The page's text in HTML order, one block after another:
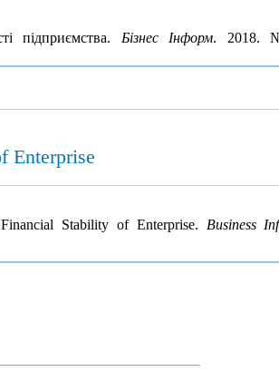
підприємства. Бізнес Інформ. 2018.
Enterprise
Stability of Enterprise. Business